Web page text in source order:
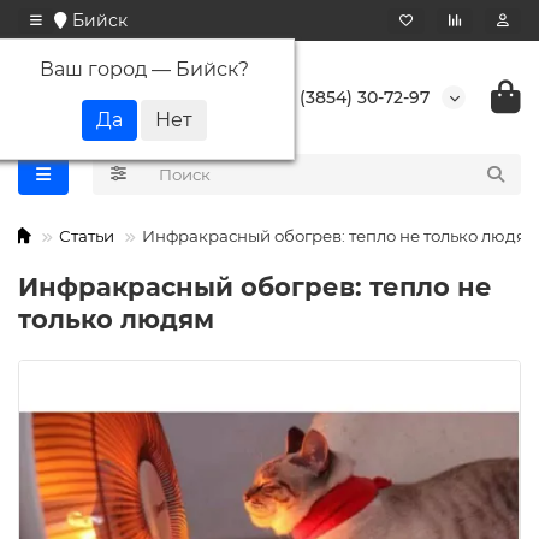
Бийск
Ваш город — Бийск?
+7 (3854) 30-72-97
Статьи Инфракрасный обогрев: тепло не только людям
Инфракрасный обогрев: тепло не
только людям